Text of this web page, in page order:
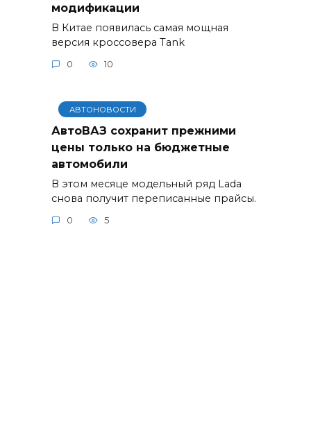
модификации
В Китае появилась самая мощная
версия кроссовера Tank
0 10
АВТОНОВОСТИ
АвтоВАЗ сохранит прежними
цены только на бюджетные
автомобили
В этом месяце модельный ряд Lada
снова получит переписанные прайсы.
0 5